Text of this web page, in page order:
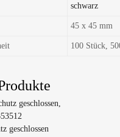
schwarz
45 x 45 mm
100 Stück,
geschlossen